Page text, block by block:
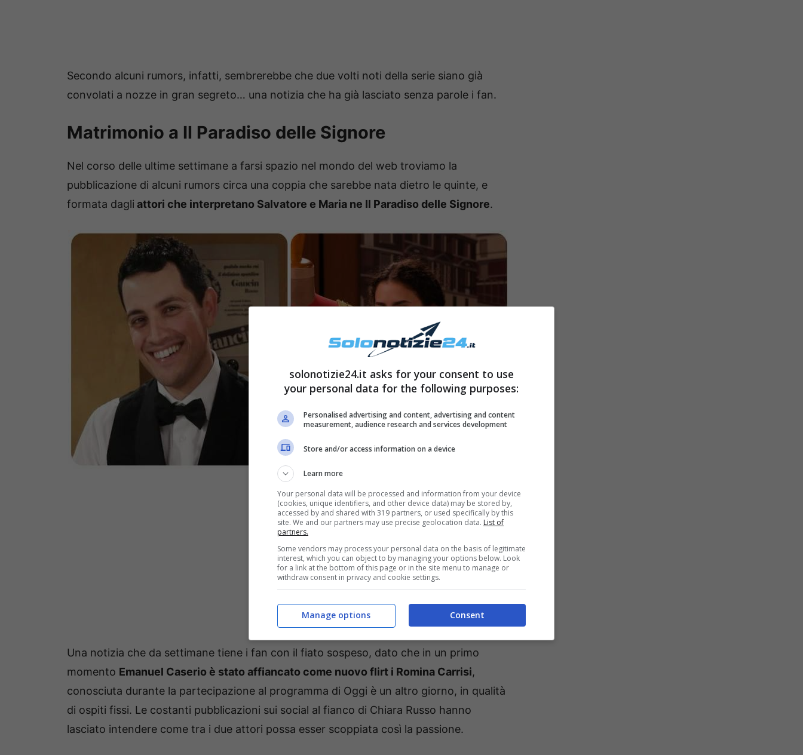
Secondo alcuni rumors, infatti, sembrerebbe che due volti noti della serie siano già
convolati a nozze in gran segreto… una notizia che ha già lasciato senza parole i fan.
Matrimonio a Il Paradiso delle Signore
Nel corso delle ultime settimane a farsi spazio nel mondo del web troviamo la
pubblicazione di alcuni rumors circa una coppia che sarebbe nata dietro le quinte, e
formata dagli attori che interpretano Salvatore e Maria ne Il Paradiso delle Signore.
Una notizia che da settimane tiene i fan con il fiato sospeso, dato che in un primo
momento Emanuel Caserio è stato affiancato come nuovo flirt i Romina Carrisi,
conosciuta durante la partecipazione al programma di Oggi è un altro giorno, in qualità
di ospiti fissi. Le costanti pubblicazioni sui social al fianco di Chiara Russo hanno
lasciato intendere come tra i due attori possa esser scoppiata così la passione.
solonotizie24.it asks for your consent to use
your personal data for the following purposes:
Personalised advertising and content, advertising and content
measurement, audience research and services development
Store and/or access information on a device
Learn more
Your personal data will be processed and information from your device
(cookies, unique identifiers, and other device data) may be stored by,
accessed by and shared with 319 partners, or used specifically by this
site. We and our partners may use precise geolocation data. List of
partners.
Some vendors may process your personal data on the basis of legitimate
interest, which you can object to by managing your options below. Look
for a link at the bottom of this page or in the site menu to manage or
withdraw consent in privacy and cookie settings.
Consent
Manage options